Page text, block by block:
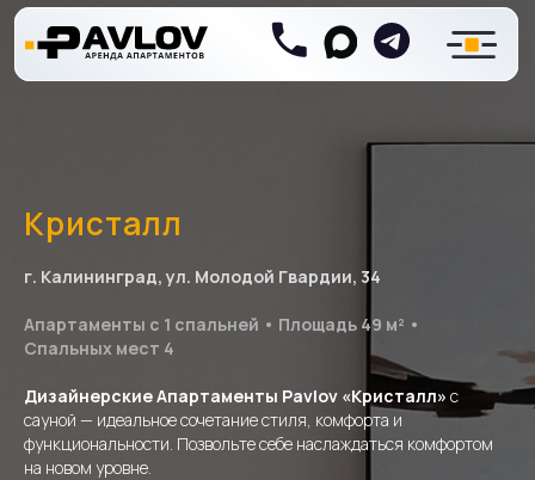
Кристалл
г. Калининград, ул. Молодой Гвардии, 34
Апартаменты с 1 спальней • Площадь 49 м² •
Спальных мест 4
ДизайнерскиеАпартаменты Pavlov «Кристалл» с
сауной — идеальное сочетание стиля, комфорта и
функциональности. Позвольте себе наслаждаться комфортом
на новом уровне.